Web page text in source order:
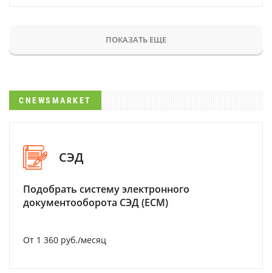
ПОКАЗАТЬ ЕЩЕ
CNEWSMARKET
СЭД
Подобрать систему электронного
документооборота СЭД (ECM)
От 1 360 руб./месяц